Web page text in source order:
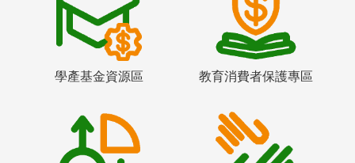
學產基金資源區 教育消費者保護專區